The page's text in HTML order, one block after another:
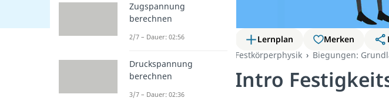
Lernplan Merken
Festkörperphysik
Biegungen:
Intro
Zugspannung
berechnen
2/7 – Dauer: 02:56
Druckspannung
berechnen
3/7 – Dauer: 02:36